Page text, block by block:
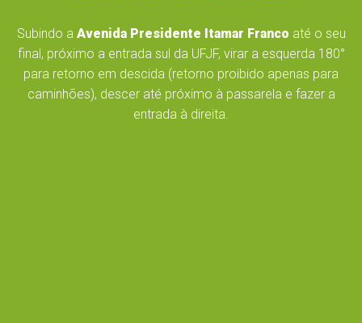
Subindo a Avenida Presidente Itamar Franco até o seu
final, próximo a entrada sul da UFJF, virar a esquerda 180°
para retorno em descida (retorno proibido apenas para
caminhões), descer até próximo à passarela e fazer a
entrada à direita.